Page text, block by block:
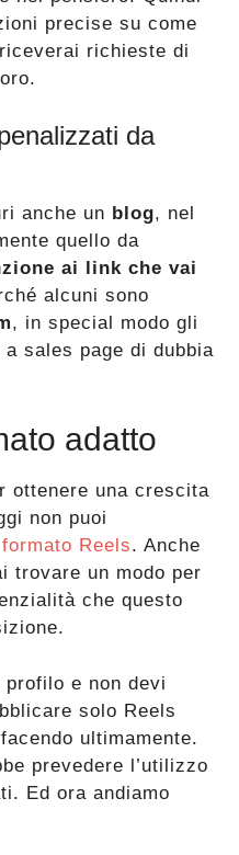
precise su come
richieste di
da
anche un blog, nel
quello da
ai link che vai
alcuni sono
, in special modo gli
sales page di dubbia
adatto
ottenere una crescita
non puoi
formato Reels. Anche
trovare un modo per
che questo
e non devi
solo Reels
ultimamente.
prevedere l’utilizzo
Ed ora andiamo